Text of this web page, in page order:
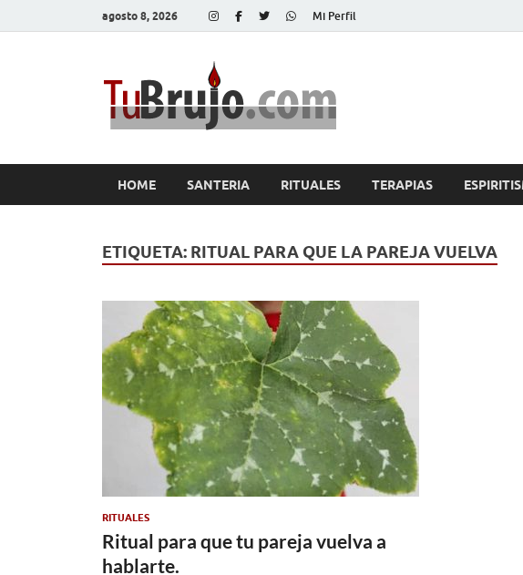
agosto 8, 2026 Mi Perfil
HOME SANTERIA RITUALES TERAPIAS
ETIQUETA: RITUAL PARA QUE LA PAREJA VUELVA
RITUALES
Ritual para que tu pareja vuelva a
hablarte.